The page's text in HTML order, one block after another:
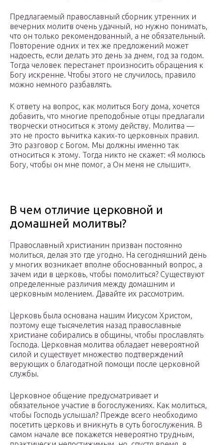
Предлагаемый православный сборник утренних и
вечерних молитв очень удачный, но нужно понимать,
что он только рекомендованный, а не обязательный.
Повторение одних и тех же предложений может
надоесть, если делать это день за днем, год за годом.
Тогда человек перестанет произносить обращения к
Богу искренне. Чтобы этого не случилось, правило
можно немного разбавлять.
К ответу на вопрос, как молиться Богу дома, хочется
добавить, что многие преподобные отцы предлагали
творчески относиться к этому действу. Молитва —
это не просто вычитка каких-то церковных правил.
Это разговор с Богом. Мы должны именно так
относиться к этому. Тогда никто не скажет: «Я молюсь
Богу, чтобы он мне помог, а Он меня не слышит».
В чем отличие церковной и
домашней молитвы?
Православный христианин призван постоянно
молиться, делая это где угодно. На сегодняшний день
у многих возникает вполне обоснованный вопрос, а
зачем иди в церковь, чтобы помолиться? Существуют
определенные различия между домашним и
церковным молением. Давайте их рассмотрим.
Церковь была основана нашим Иисусом Христом,
поэтому еще тысячелетия назад православные
христиане собирались в общины, чтобы прославлять
Господа. Церковная молитва обладает невероятной
силой и существует множество подтверждений
верующих о благодатной помощи после церковной
службы.
Церковное общение предусматривает и
обязательное участие в богослужениях. Как молиться,
чтобы Господь услышал? Прежде всего необходимо
посетить церковь и вникнуть в суть богослужения. В
самом начале все покажется невероятно трудным,